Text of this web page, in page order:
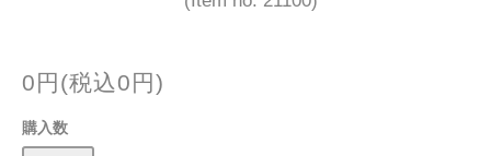
0円(税込0円)
購入数